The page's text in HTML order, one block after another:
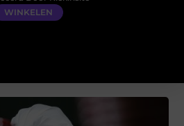
WINKELEN